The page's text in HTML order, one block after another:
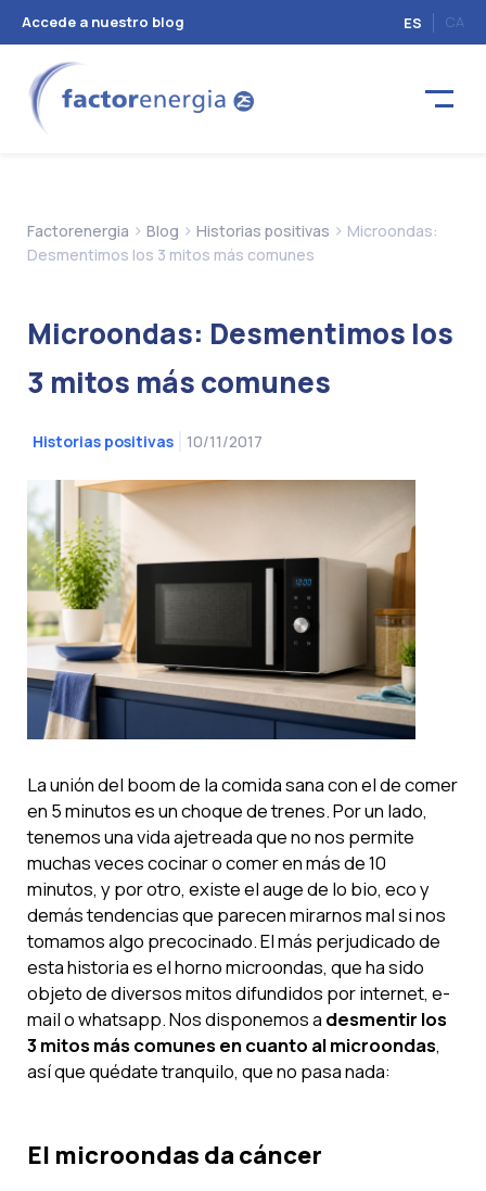
Accede a nuestro blog ES CA
Factorenergia > Blog > Historias positivas > Microondas:
Desmentimos los 3 mitos más comunes
Microondas: Desmentimos los
3 mitos más comunes
Historias positivas 10/11/2017
La unión del boom de la comida sana con el de comer
en 5 minutos es un choque de trenes. Por un lado,
tenemos una vida ajetreada que no nos permite
muchas veces cocinar o comer en más de 10
minutos, y por otro, existe el auge de lo bio, eco y
demás tendencias que parecen mirarnos mal si nos
tomamos algo precocinado. El más perjudicado de
esta historia es el horno microondas, que ha sido
objeto de diversos mitos difundidos por internet, e-
mail o whatsapp. Nos disponemos a desmentir los
3 mitos más comunes en cuanto al microondas,
así que quédate tranquilo, que no pasa nada:
El microondas da cáncer